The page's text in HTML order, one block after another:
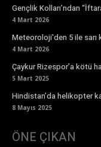
Gençlik Kolları’ndan
4 Mart 2026
Meteoroloji'den 5 ile sarı
4 Mart 2026
Çaykur Rizespor’a kötü
5 Mart 2025
Hindistan’da helikopter
8 Mayıs 2025
ÖNE ÇIKAN